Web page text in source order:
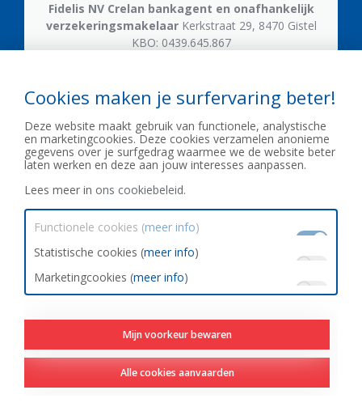
Fidelis NV Crelan bankagent en onafhankelijk
verzekeringsmakelaarKerkstraat 29, 8470 Gistel
KBO: 0439.645.867
Crelan bankagent en onafhankelijk
verzekeringsmakelaarGistelsteenweg 609, 8490
Jabbeke
KBO: 0439.645.867
zerkegem@crelan.be
Carfixer
IDD Richtlijn Privacy clausule Disclaimer
Cookies maken je surfervaring beter!
Deze website maakt gebruik van functionele, analystische
en marketingcookies. Deze cookies verzamelen anonieme
gegevens over je surfgedrag waarmee we de website beter
laten werken en deze aan jouw interesses aanpassen.
Lees meer in ons cookiebeleid.
Functionele cookies (meer info)
Statistische cookies (meer info)
Marketingcookies (meer info)
Alle cookies aanvaarden
Mijn voorkeur bewaren